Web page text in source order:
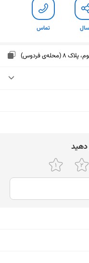
تماس
فردوس)
۱۰ تا ۱۹
ثبت نشده
دﻫﯿﺪ